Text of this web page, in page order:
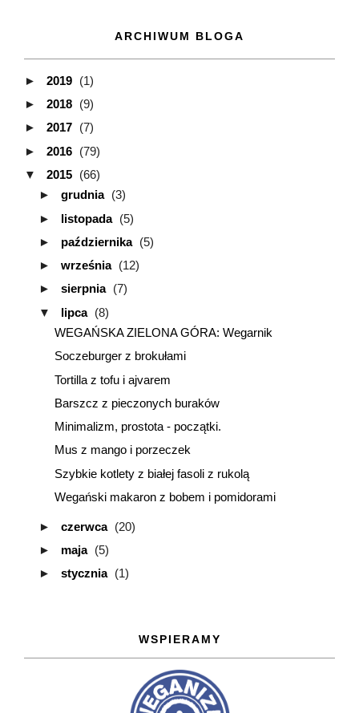
ARCHIWUM BLOGA
► 2019 (1)
►
2018 (9)
►
2017 (7)
►
2016 (79)
▼
2015 (66)
►
grudnia (3)
►
listopada (5)
►
października (5)
►
września (12)
►
sierpnia (7)
▼
lipca (8)
WEGAŃSKA ZIELONA GÓRA: Wegarnik
Soczeburger z brokułami
Tortilla z tofu i ajvarem
Barszcz z pieczonych buraków
Minimalizm, prostota - początki.
Mus z mango i porzeczek
Szybkie kotlety z białej fasoli z rukolą
Wegański makaron z bobem i pomidorami
► czerwca (20)
►
maja (5)
►
stycznia (1)
WSPIERAMY